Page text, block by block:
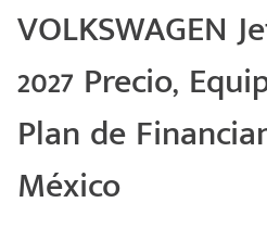
VOLKSWAGEN
2027 Precio,
Plan de
México